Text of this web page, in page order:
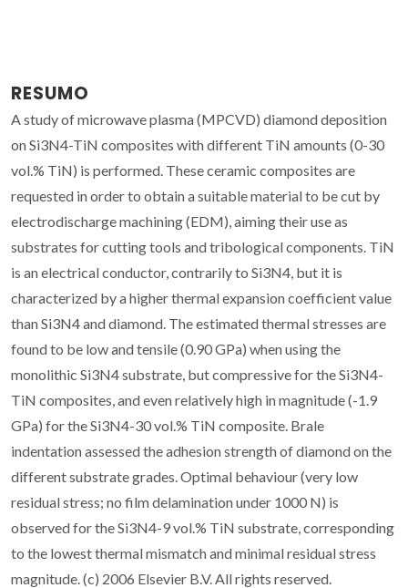
RESUMO
A study of microwave plasma (MPCVD) diamond deposition
on Si3N4-TiN composites with different TiN amounts (0-30
vol.% TiN) is performed. These ceramic composites are
requested in order to obtain a suitable material to be cut by
electrodischarge machining (EDM), aiming their use as
substrates for cutting tools and tribological components. TiN
is an electrical conductor, contrarily to Si3N4, but it is
characterized by a higher thermal expansion coefficient value
than Si3N4 and diamond. The estimated thermal stresses are
found to be low and tensile (0.90 GPa) when using the
monolithic Si3N4 substrate, but compressive for the Si3N4-
TiN composites, and even relatively high in magnitude (-1.9
GPa) for the Si3N4-30 vol.% TiN composite. Brale
indentation assessed the adhesion strength of diamond on the
different substrate grades. Optimal behaviour (very low
residual stress; no film delamination under 1000 N) is
observed for the Si3N4-9 vol.% TiN substrate, corresponding
to the lowest thermal mismatch and minimal residual stress
magnitude. (c) 2006 Elsevier B.V. All rights reserved.